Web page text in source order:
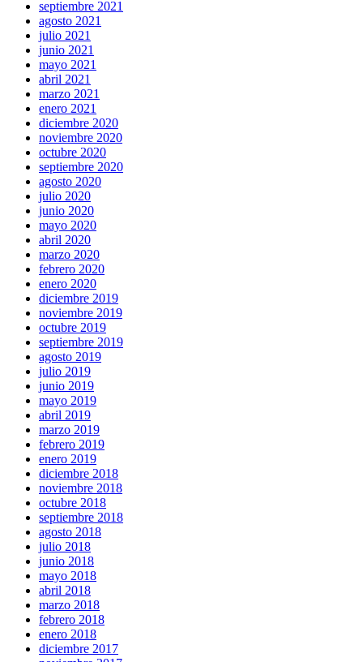
septiembre 2021
agosto 2021
julio 2021
junio 2021
mayo 2021
abril 2021
marzo 2021
enero 2021
diciembre 2020
noviembre 2020
octubre 2020
septiembre 2020
agosto 2020
julio 2020
junio 2020
mayo 2020
abril 2020
marzo 2020
febrero 2020
enero 2020
diciembre 2019
noviembre 2019
octubre 2019
septiembre 2019
agosto 2019
julio 2019
junio 2019
mayo 2019
abril 2019
marzo 2019
febrero 2019
enero 2019
diciembre 2018
noviembre 2018
octubre 2018
septiembre 2018
agosto 2018
julio 2018
junio 2018
mayo 2018
abril 2018
marzo 2018
febrero 2018
enero 2018
diciembre 2017